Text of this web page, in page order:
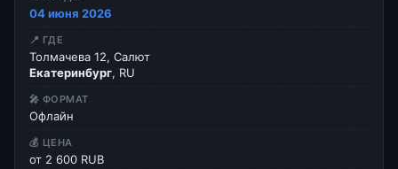
04 июня 2026
📍 ГДЕ
Толмачева 12, Салют
Екатеринбург, RU
🎤 ФОРМАТ
Офлайн
💰 ЦЕНА
от 2 600 RUB